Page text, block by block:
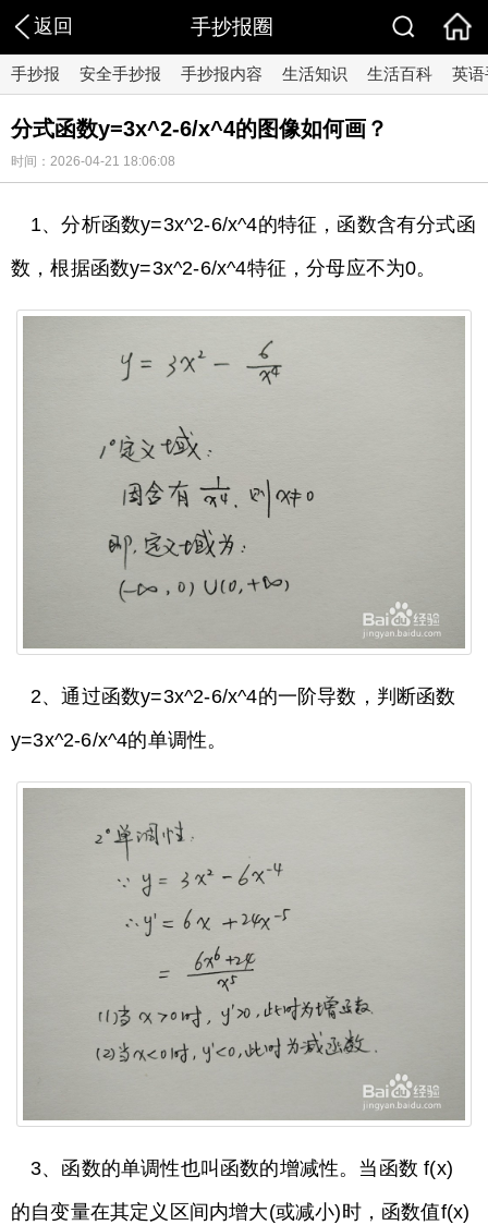
返回 手抄报圈
手抄报 安全手抄报 手抄报内容 生活知识 生活百科 英
分式函数y=3x^2-6/x^4的图像如何画？
时间：2026-04-21 18:06:08
1、分析函数y=3x^2-6/x^4的特征，函数含有分式函
数，根据函数y=3x^2-6/x^4特征，分母应不为0。
2、通过函数y=3x^2-6/x^4的一阶导数，判断函数
y=3x^2-6/x^4的单调性。
3、函数的单调性也叫函数的增减性。当函数 f(x)
的自变量在其定义区间内增大(或减小)时，函数值f(x)